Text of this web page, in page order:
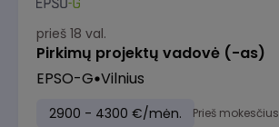
prieš 18 val.
Pirkimų projektų vadovė (-as)
EPSO-G Vilnius
2900 - 4300 €/mėn. Prieš mokesčius